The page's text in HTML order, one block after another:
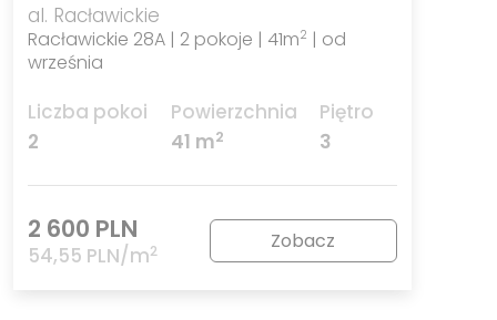
al. Racławickie
Racławickie 28A | 2 pokoje | 41m2 | od
września
Liczba pokoi
2
Powierzchnia
41 m2
Piętro
3
2 600 PLN
54,55 PLN/m2 Zobacz